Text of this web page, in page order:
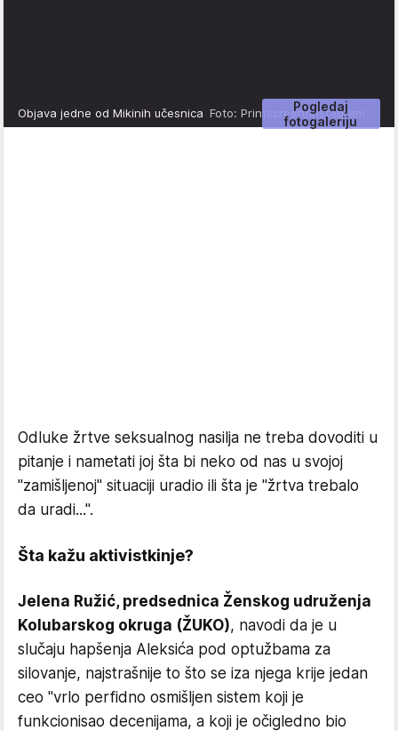
Pogledaj
fotogaleriju
Objava jedne od Mikinih učesnica Foto: Printscreen/Instagram
Odluke žrtve seksualnog nasilja ne treba dovoditi u
pitanje i nametati joj šta bi neko od nas u svojoj
"zamišljenoj" situaciji uradio ili šta je "žrtva trebalo
da uradi...".
Šta kažu aktivistkinje?
Jelena Ružić, predsednica Ženskog udruženja
Kolubarskog okruga (ŽUKO), navodi da je u
slučaju hapšenja Aleksića pod optužbama za
silovanje, najstrašnije to što se iza njega krije jedan
ceo "vrlo perfidno osmišljen sistem koji je
funkcionisao decenijama, a koji je očigledno bio